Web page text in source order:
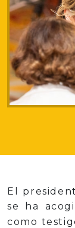
El
se ha
como